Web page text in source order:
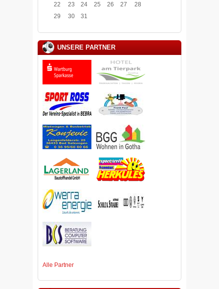
22
23 24 25 26 27
28
29
30 31
UNSERE PARTNER
Alle Partner